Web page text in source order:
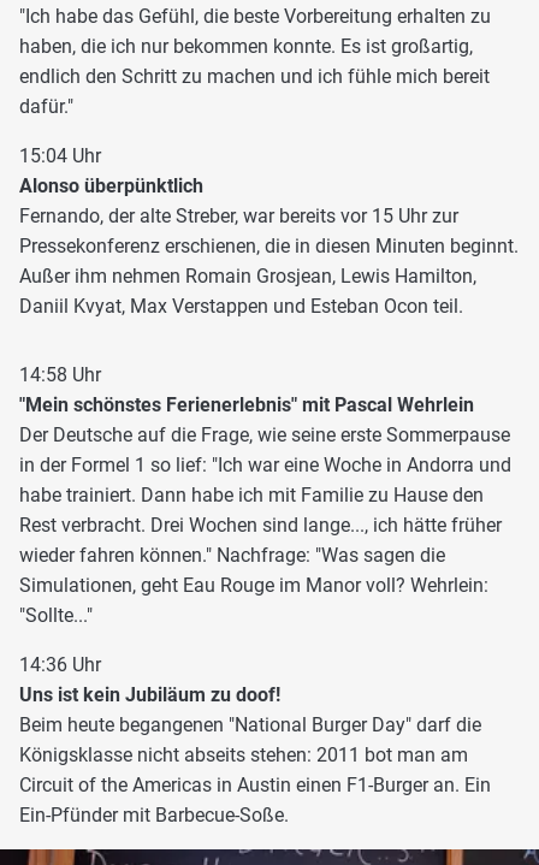
"Ich habe das Gefühl, die beste Vorbereitung erhalten zu
haben, die ich nur bekommen konnte. Es ist großartig,
endlich den Schritt zu machen und ich fühle mich bereit
dafür."
15:04 Uhr
Alonso überpünktlich
Fernando, der alte Streber, war bereits vor 15 Uhr zur
Pressekonferenz erschienen, die in diesen Minuten beginnt.
Außer ihm nehmen Romain Grosjean, Lewis Hamilton,
Daniil Kvyat, Max Verstappen und Esteban Ocon teil.
14:58 Uhr
"Mein schönstes Ferienerlebnis" mit Pascal Wehrlein
Der Deutsche auf die Frage, wie seine erste Sommerpause
in der Formel 1 so lief: "Ich war eine Woche in Andorra und
habe trainiert. Dann habe ich mit Familie zu Hause den
Rest verbracht. Drei Wochen sind lange..., ich hätte früher
wieder fahren können." Nachfrage: "Was sagen die
Simulationen, geht Eau Rouge im Manor voll? Wehrlein:
"Sollte..."
14:36 Uhr
Uns ist kein Jubiläum zu doof!
Beim heute begangenen "National Burger Day" darf die
Königsklasse nicht abseits stehen: 2011 bot man am
Circuit of the Americas in Austin einen F1-Burger an. Ein
Ein-Pfünder mit Barbecue-Soße.